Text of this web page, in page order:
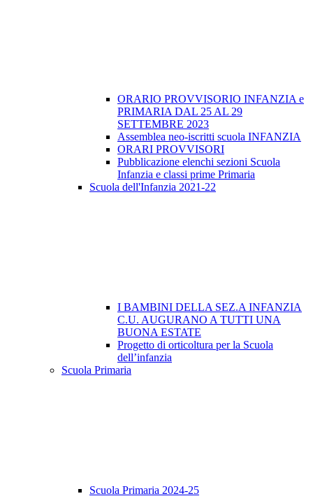
ORARIO PROVVISORIO INFANZIA e
PRIMARIA DAL 25 AL 29
SETTEMBRE 2023
Assemblea neo-iscritti scuola INFANZIA
ORARI PROVVISORI
Pubblicazione elenchi sezioni Scuola
Infanzia e classi prime Primaria
Scuola dell'Infanzia 2021-22
I BAMBINI DELLA SEZ.A INFANZIA
C.U. AUGURANO A TUTTI UNA
BUONA ESTATE
Progetto di orticoltura per la Scuola
dell’infanzia
Scuola Primaria
Scuola Primaria 2024-25